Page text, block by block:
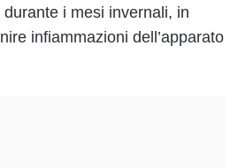
i mesi invernali, in
infiammazioni dell’apparato